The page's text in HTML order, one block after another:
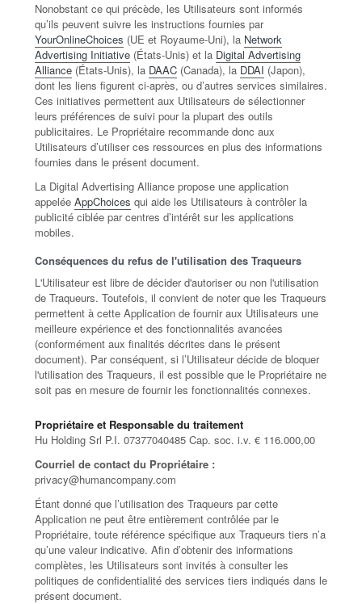
Nonobstant ce qui précède, les Utilisateurs sont informés
qu’ils peuvent suivre les instructions fournies par
YourOnlineChoices (UE et Royaume-Uni), la Network
Advertising Initiative (États-Unis) et la Digital Advertising
Alliance (États-Unis), la DAAC (Canada), la DDAI (Japon),
dont les liens figurent ci-après, ou d’autres services similaires.
Ces initiatives permettent aux Utilisateurs de sélectionner
leurs préférences de suivi pour la plupart des outils
publicitaires. Le Propriétaire recommande donc aux
Utilisateurs d’utiliser ces ressources en plus des informations
fournies dans le présent document.
La Digital Advertising Alliance propose une application
appelée AppChoices qui aide les Utilisateurs à contrôler la
publicité ciblée par centres d’intérêt sur les applications
mobiles.
Conséquences du refus de l'utilisation des Traqueurs
L'Utilisateur est libre de décider d'autoriser ou non l'utilisation
de Traqueurs. Toutefois, il convient de noter que les Traqueurs
permettent à cette Application de fournir aux Utilisateurs une
meilleure expérience et des fonctionnalités avancées
(conformément aux finalités décrites dans le présent
document). Par conséquent, si l’Utilisateur décide de bloquer
l'utilisation des Traqueurs, il est possible que le Propriétaire ne
soit pas en mesure de fournir les fonctionnalités connexes.
Propriétaire et Responsable du traitement
Hu Holding Srl P.I. 07377040485 Cap. soc. i.v. € 116.000,00
Courriel de contact du Propriétaire :
privacy@humancompany.com
Étant donné que l’utilisation des Traqueurs par cette
Application ne peut être entièrement contrôlée par le
Propriétaire, toute référence spécifique aux Traqueurs tiers n’a
qu’une valeur indicative. Afin d’obtenir des informations
complètes, les Utilisateurs sont invités à consulter les
politiques de confidentialité des services tiers indiqués dans le
présent document.